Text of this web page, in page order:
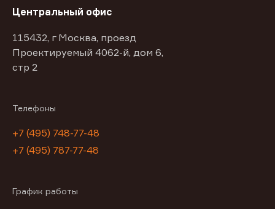
Центральный офис
115432, г Москва, проезд
Проектируемый 4062-й, дом 6,
стр 2
Телефоны
+7 (495) 748-77-48
+7 (495) 787-77-48
График работы